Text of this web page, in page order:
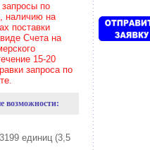
по
наличию на
поставки
Счета на
15-20
запроса по
возможности:
единиц (3,5